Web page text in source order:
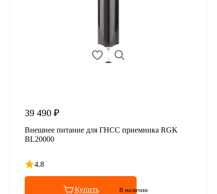
39 490 ₽
Внешнее питание для ГНСС приемника RGK
BL20000
4.8
Рейтинг 4.8 из 5
Купить В наличии